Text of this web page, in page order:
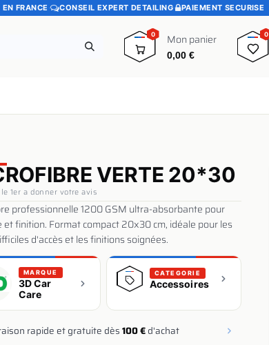
FRANCE · CONSEIL EXPERT DETAILING· PAIEMENT SECURISE
0 Mon panier
0,00€
0
0
VERTE 20*30
1er a donner votre avis
professionnelle 1200 GSM ultra-absorbante pour
et finition. Format compact 20x30 cm, idéale pour les
d'accès et les finitions soignées.
MARQUE
3D Car
Care
CATEGORIE
Accessoires
rapide et gratuite dès100 €d'achat